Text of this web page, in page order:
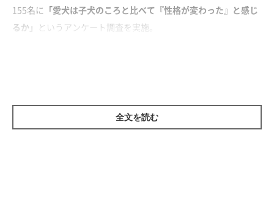
155名に 「愛犬は子犬のころと比べて『性格が変わった』と感じ
るか」 というアンケート調査を実施。
全文を読む